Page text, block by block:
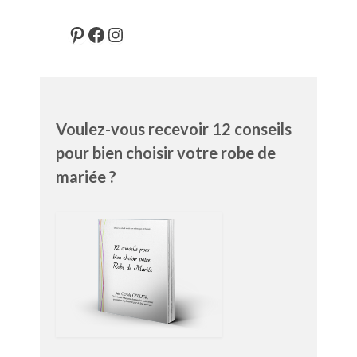
Pinterest
Facebook
Instagram
Voulez-vous recevoir 12 conseils
pour bien choisir votre robe de
mariée ?